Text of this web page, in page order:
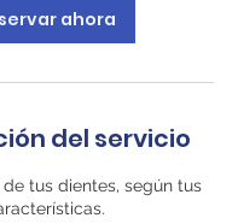
ahora
del servicio
tus dientes, según tus